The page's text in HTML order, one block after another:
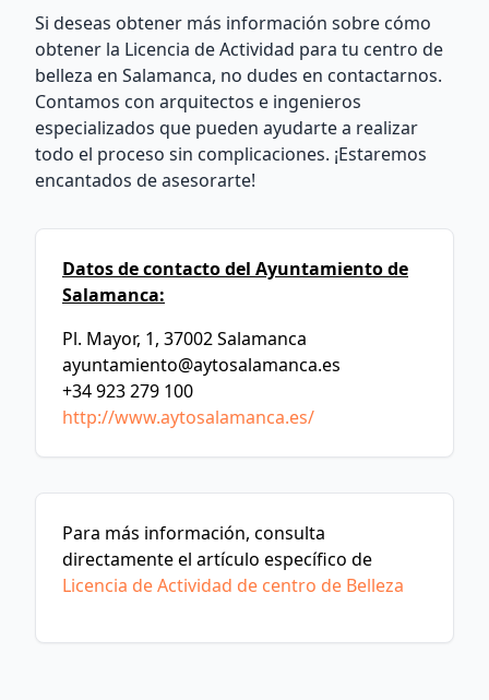
Si deseas obtener más información sobre cómo
obtener la Licencia de Actividad para tu centro de
belleza en Salamanca, no dudes en contactarnos.
Contamos con arquitectos e ingenieros
especializados que pueden ayudarte a realizar
todo el proceso sin complicaciones. ¡Estaremos
encantados de asesorarte!
Datos de contacto del Ayuntamiento de
Salamanca:
Pl. Mayor, 1, 37002 Salamanca
ayuntamiento@aytosalamanca.es
+34 923 279 100
http://www.aytosalamanca.es/
Para más información, consulta
directamente el artículo específico de
Licencia de Actividad de centro de Belleza